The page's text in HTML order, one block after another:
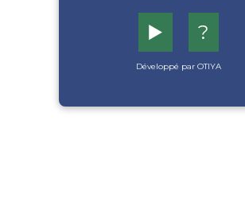
▶️ ?
Développé par OTIYA